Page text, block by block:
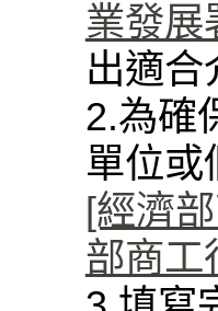
業發展
出適合
2.為確
單位或
[經濟
部商工